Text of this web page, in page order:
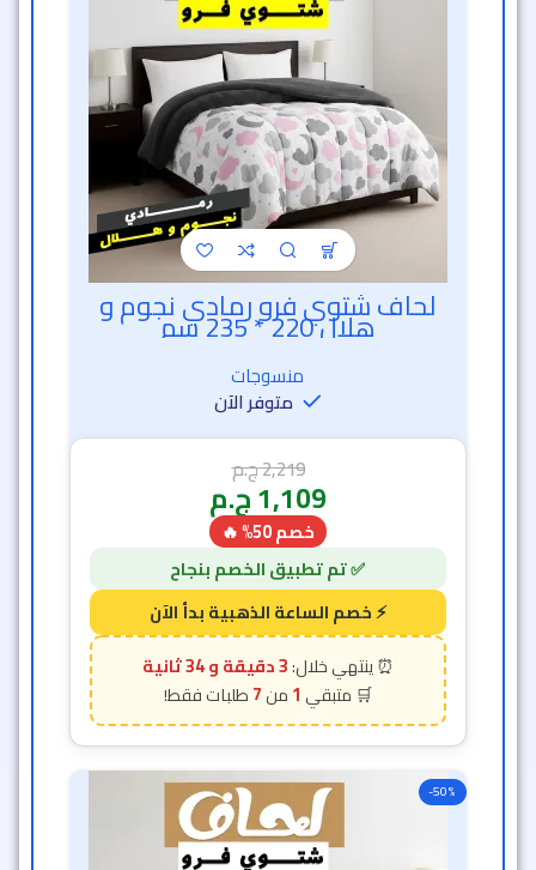
خصم الساعة الذهبية
لحاف شتوي فرو رمادي نجوم و
هلال 220 * 235 سم
منسوجات
متوفر الآن
2,219ج.م
1,109ج.م
خصم 50% 🔥
3 دقيقة و 31 ثانية
1
7
-50%